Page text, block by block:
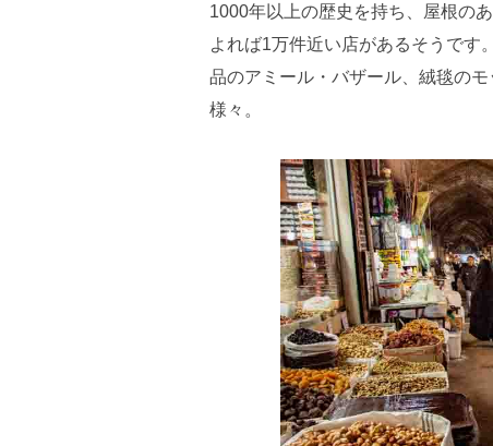
1000年以上の歴史を持ち、屋根の
よれば1万件近い店があるそうです
品のアミール・バザール、絨毯の
様々。